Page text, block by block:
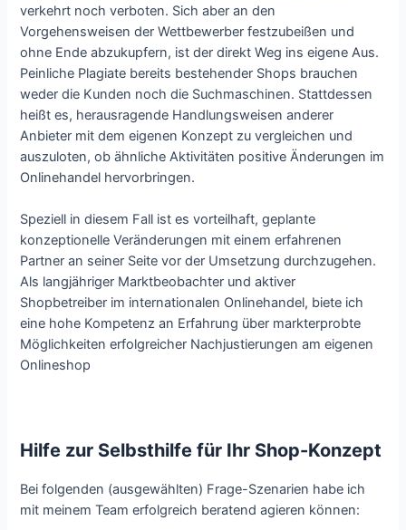
verkehrt noch verboten. Sich aber an den
Vorgehensweisen der Wettbewerber festzubeißen und
ohne Ende abzukupfern, ist der direkt Weg ins eigene Aus.
Peinliche Plagiate bereits bestehender Shops brauchen
weder die Kunden noch die Suchmaschinen. Stattdessen
heißt es, herausragende Handlungsweisen anderer
Anbieter mit dem eigenen Konzept zu vergleichen und
auszuloten, ob ähnliche Aktivitäten positive Änderungen im
Onlinehandel hervorbringen.
Speziell in diesem Fall ist es vorteilhaft, geplante
konzeptionelle Veränderungen mit einem erfahrenen
Partner an seiner Seite vor der Umsetzung durchzugehen.
Als langjähriger Marktbeobachter und aktiver
Shopbetreiber im internationalen Onlinehandel, biete ich
eine hohe Kompetenz an Erfahrung über markterprobte
Möglichkeiten erfolgreicher Nachjustierungen am eigenen
Onlineshop
Hilfe zur Selbsthilfe für Ihr Shop-Konzept
Bei folgenden (ausgewählten) Frage-Szenarien habe ich
mit meinem Team erfolgreich beratend agieren können: